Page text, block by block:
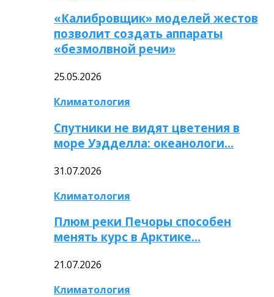
«Калибровщик» моделей жестов
позволит создать аппараты
«безмолвной речи»
25.05.2026
Климатология
Спутники не видят цветения в
море Уэдделла: океанологи…
31.07.2026
Климатология
Плюм реки Печоры способен
менять курс в Арктике…
21.07.2026
Климатология